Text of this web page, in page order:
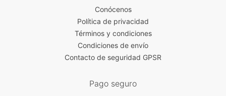
Conócenos
Política de privacidad
Términos y condiciones
Condiciones de envío
Contacto de seguridad GPSR
Pago seguro